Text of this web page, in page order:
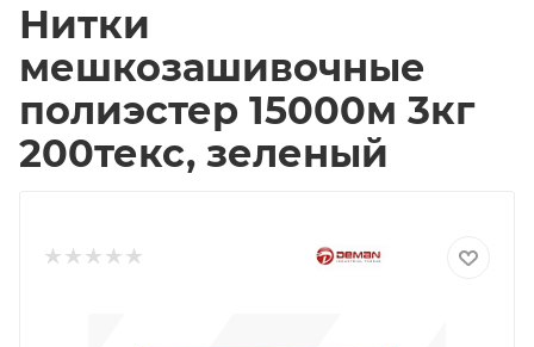
Нитки
мешкозашивочные
полиэстер 15000м 3кг
200текс, зеленый